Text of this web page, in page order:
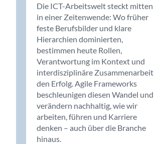
Benken (SG)
Bergdietikon
Bern - Liebefeld
Die ICT-Arbeitswelt steckt mitten
in einer Zeitenwende: Wo früher
feste Berufsbilder und klare
Hierarchien dominierten,
bestimmen heute Rollen,
Verantwortung im Kontext und
interdisziplinäre Zusammenarbeit
den Erfolg. Agile Frameworks
beschleunigen diesen Wandel und
verändern nachhaltig, wie wir
arbeiten, führen und Karriere
denken – auch über die Branche
hinaus.